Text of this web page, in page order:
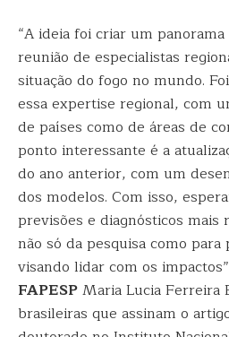
“A ideia foi criar um
reunião de especialistas
situação do fogo no mundo.
essa expertise regional, com
de países como de áreas de
ponto interessante é a
do ano anterior, com um
dos modelos. Com isso,
previsões e diagnósticos mais
não só da pesquisa como
visando lidar com os
FAPESPMaria Lucia Ferreira
brasileiras que assinam o